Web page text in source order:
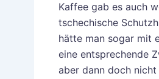
Kaffee gab es auch
tschechische
hätte man sogar mit
eine entsprechende
aber dann doch